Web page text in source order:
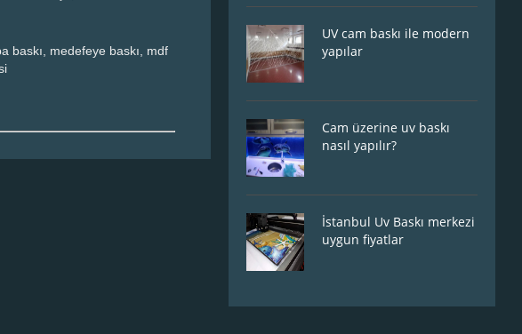
baskı, medefeye baskı, mdf
UV cam baskı ile modern
yapılar
Cam üzerine uv baskı
nasıl yapılır?
İstanbul Uv Baskı merkezi
uygun fiyatlar